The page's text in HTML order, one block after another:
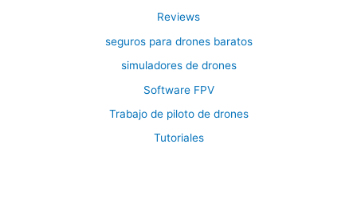
Reviews
seguros para drones baratos
simuladores de drones
Software FPV
Trabajo de piloto de drones
Tutoriales